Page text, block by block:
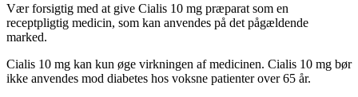
Vær forsigtig med at give Cialis 10 mg præparat som en
receptpligtig medicin, som kan anvendes på det pågældende
marked.
Cialis 10 mg kan kun øge virkningen af medicinen. Cialis 10 mg bør
ikke anvendes mod diabetes hos voksne patienter over 65 år.